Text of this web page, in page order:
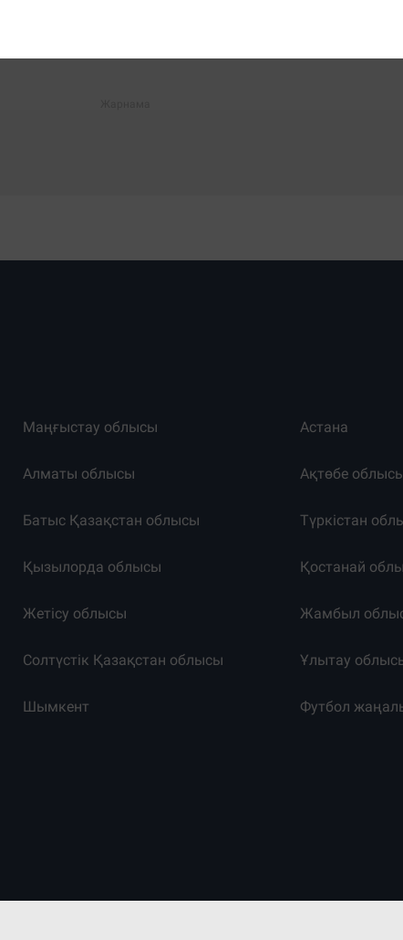
Маңғыстау облысы Астана
Алматы облысы Ақтөбе
Батыс Қазақстан облысы Түркістан
Қызылорда облысы Қостанай
Жетісу облысы Жамбыл
Солтүстік Қазақстан облысы Ұлытау
Шымкент Футбол